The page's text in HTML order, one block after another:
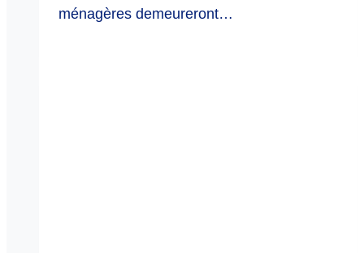
ménagères demeureront…